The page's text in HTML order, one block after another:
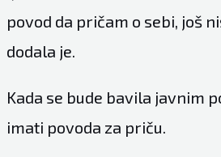
povod da pričam o sebi, još
dodala je.
Kada se bude bavila javnim
imati povoda za priču.